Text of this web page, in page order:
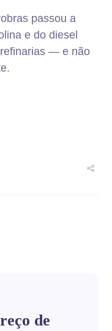
passou a
e do diesel
— e não
de